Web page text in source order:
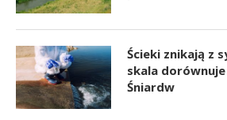
Ścieki znikają z
skala
Śniardw